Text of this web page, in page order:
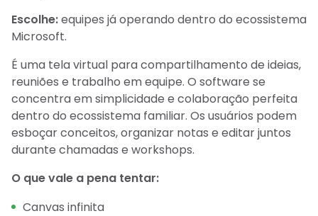
Escolhe:equipes já operando dentro do ecossistema
Microsoft.
É uma tela virtual para compartilhamento de ideias,
reuniões e trabalho em equipe. O software se
concentra em simplicidade e colaboração perfeita
dentro do ecossistema familiar. Os usuários podem
esboçar conceitos, organizar notas e editar juntos
durante chamadas e workshops.
O que vale a pena tentar:
Canvas infinita